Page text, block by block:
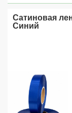
Сатиновая
Синий